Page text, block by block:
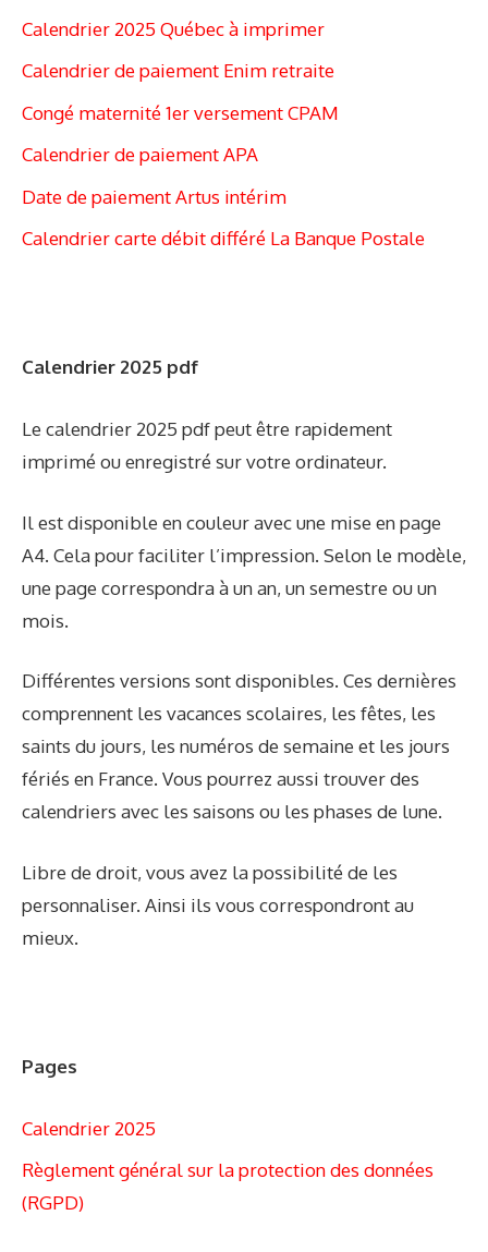
Calendrier 2025 Québec à imprimer
Calendrier de paiement Enim retraite
Congé maternité 1er versement CPAM
Calendrier de paiement APA
Date de paiement Artus intérim
Calendrier carte débit différé La Banque Postale
Calendrier 2025 pdf
Le calendrier 2025 pdf peut être rapidement
imprimé ou enregistré sur votre ordinateur.
Il est disponible en couleur avec une mise en page
A4. Cela pour faciliter l’impression. Selon le modèle,
une page correspondra à un an, un semestre ou un
mois.
Différentes versions sont disponibles. Ces dernières
comprennent les vacances scolaires, les fêtes, les
saints du jours, les numéros de semaine et les jours
fériés en France. Vous pourrez aussi trouver des
calendriers avec les saisons ou les phases de lune.
Libre de droit, vous avez la possibilité de les
personnaliser. Ainsi ils vous correspondront au
mieux.
Pages
Calendrier 2025
Règlement général sur la protection des données
(RGPD)